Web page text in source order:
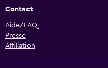
Contact
Aide/FAQ
Presse
Affiliation